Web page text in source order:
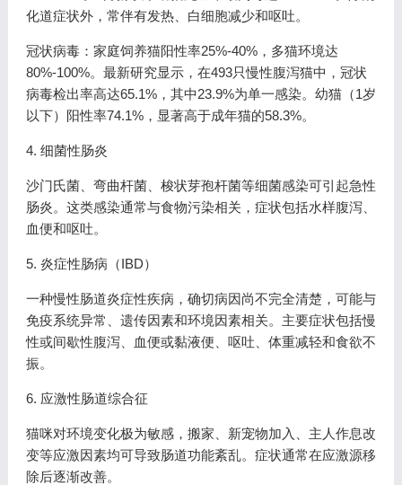
化道症状外，常伴有发热、白细胞减少和呕吐。
冠状病毒：家庭饲养猫阳性率25%-40%，多猫环境达
80%-100%。最新研究显示，在493只慢性腹泻猫中，冠状
病毒检出率高达65.1%，其中23.9%为单一感染。幼猫（1岁
以下）阳性率74.1%，显著高于成年猫的58.3%。
4. 细菌性肠炎
沙门氏菌、弯曲杆菌、梭状芽孢杆菌等细菌感染可引起急性
肠炎。这类感染通常与食物污染相关，症状包括水样腹泻、
血便和呕吐。
5. 炎症性肠病（IBD）
一种慢性肠道炎症性疾病，确切病因尚不完全清楚，可能与
免疫系统异常、遗传因素和环境因素相关。主要症状包括慢
性或间歇性腹泻、血便或黏液便、呕吐、体重减轻和食欲不
振。
6. 应激性肠道综合征
猫咪对环境变化极为敏感，搬家、新宠物加入、主人作息改
变等应激因素均可导致肠道功能紊乱。症状通常在应激源移
除后逐渐改善。